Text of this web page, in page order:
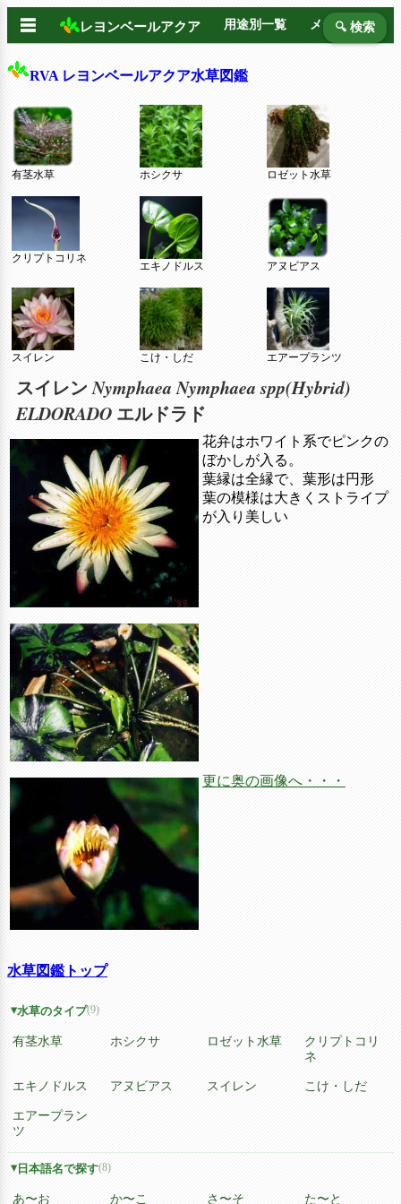
☰ レヨンベールアクア 用途別一覧 メーカー別
🔍 検索
RVA レヨンベールアクア水草図鑑
有茎水草 ホシクサ ロゼット水草
クリプトコリネ
エキノドルス アヌビアス
スイレン こけ・しだ エアープランツ
スイレン Nymphaea Nymphaea spp(Hybrid)
ELDORADO エルドラド
花弁はホワイト系でピンクの
ぼかしが入る。
葉縁は全縁で、葉形は円形
葉の模様は大きくストライプ
が入り美しい
更に奥の画像へ・・・
水草図鑑トップ
水草のタイプ(9)
有茎水草 ホシクサ ロゼット水草
クリプトコリ
ネ
エキノドルス アヌビアス スイレン こけ・しだ
エアープラン
ツ
日本語名で探す(8)
あ〜お か〜こ さ〜そ た〜と